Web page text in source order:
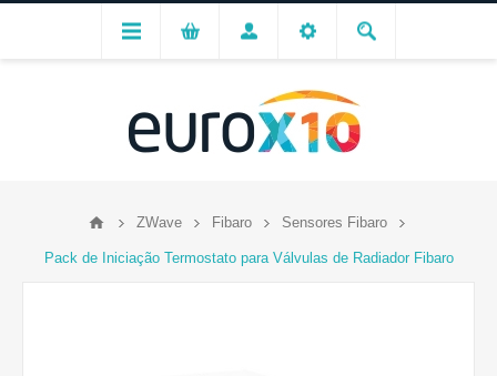
ZWave Fibaro Sensores Fibaro
Pack de Iniciação Termostato para Válvulas de Radiador Fibaro